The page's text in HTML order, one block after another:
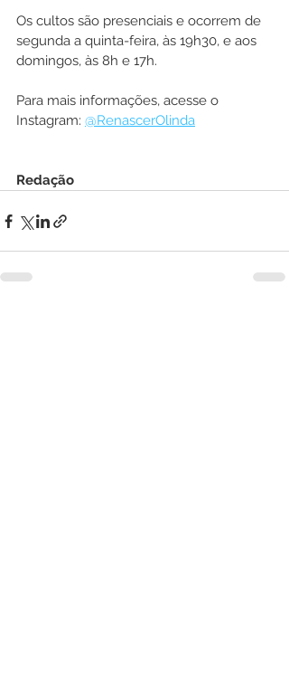
Os cultos são presenciais e ocorrem de
segunda a quinta-feira, às 19h30, e aos
domingos, às 8h e 17h.
Para mais informações, acesse o
Instagram: @RenascerOlinda
Redação